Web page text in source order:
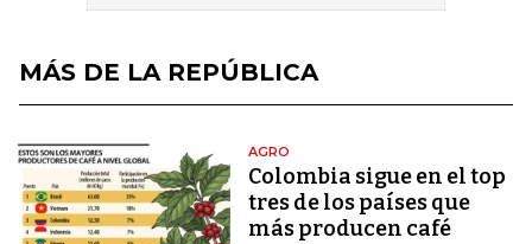
MÁS DE LA REPÚBLICA
AGRO
Colombia sigue en el top
tres de los países que
más producen café